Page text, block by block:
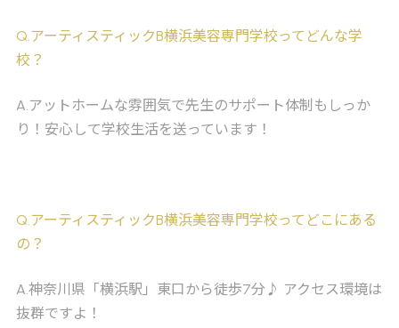
Q.アーティスティックB横浜美容専門学校ってどんな学
校？
A.アットホームな雰囲気で先生のサポート体制もしっか
り！安心して学校生活を送っています！
Q.アーティスティックB横浜美容専門学校ってどこにある
の？
A.神奈川県「横浜駅」東口から徒歩7分♪ アクセス環境は
抜群ですよ！